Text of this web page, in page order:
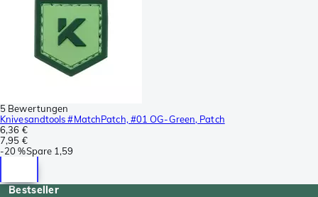
5 Bewertungen
Knivesandtools #MatchPatch, #01 OG-Green, Patch
6,36 €
7,95 €
-20 %Spare 1,59
Bestseller